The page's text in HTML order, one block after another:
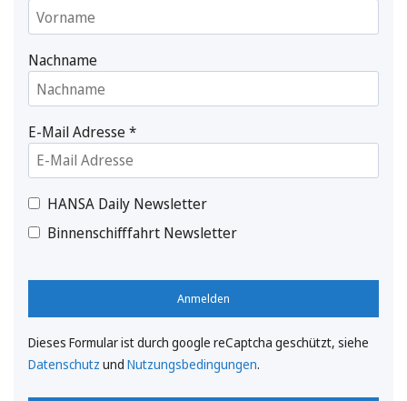
Nachname
E-Mail Adresse*
HANSA Daily Newsletter
Binnenschifffahrt Newsletter
Anmelden
Dieses Formular ist durch google reCaptcha geschützt, siehe
Datenschutz und Nutzungsbedingungen.